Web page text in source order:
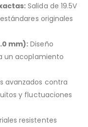
Salida de 19.5V
originales
mm): Diseño
un acoplamiento
avanzados contra
y fluctuaciones
resistentes